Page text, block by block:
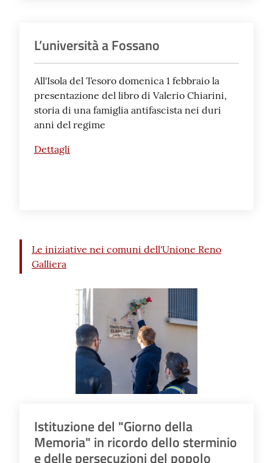
L’università a Fossano
All'Isola del Tesoro domenica 1 febbraio la
presentazione del libro di Valerio Chiarini,
storia di una famiglia antifascista nei duri
anni del regime
Dettagli
Le iniziative nei comuni dell'Unione Reno
Galliera
Istituzione del "Giorno della
Memoria" in ricordo dello sterminio
e delle persecuzioni del popolo